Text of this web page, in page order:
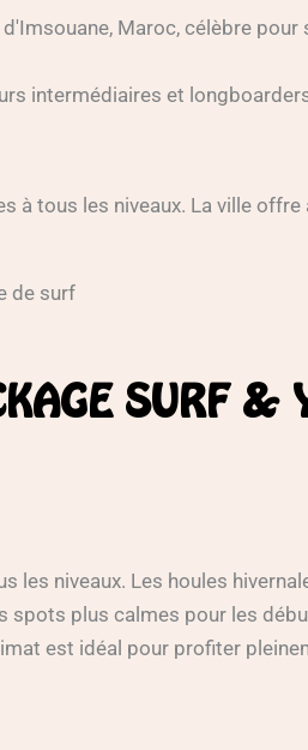
intermédiaires et
à tous les niveaux. La ville offre
SURF &
niveaux. Les houles
spots plus calmes pour les
est idéal pour profiter